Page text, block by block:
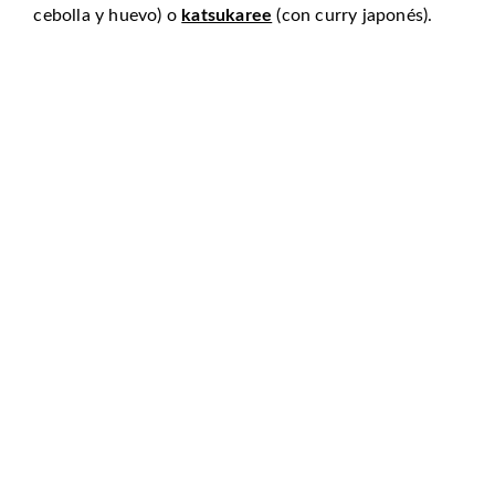
cebolla y huevo) o katsukaree (con curry japonés).